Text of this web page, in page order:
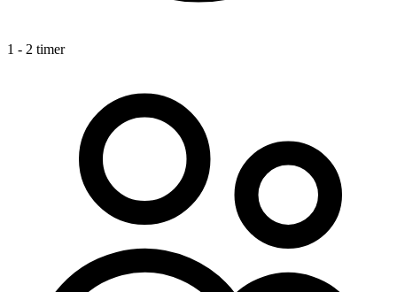
1 - 2 timer